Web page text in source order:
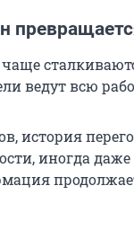
ведут всю
история
иногда